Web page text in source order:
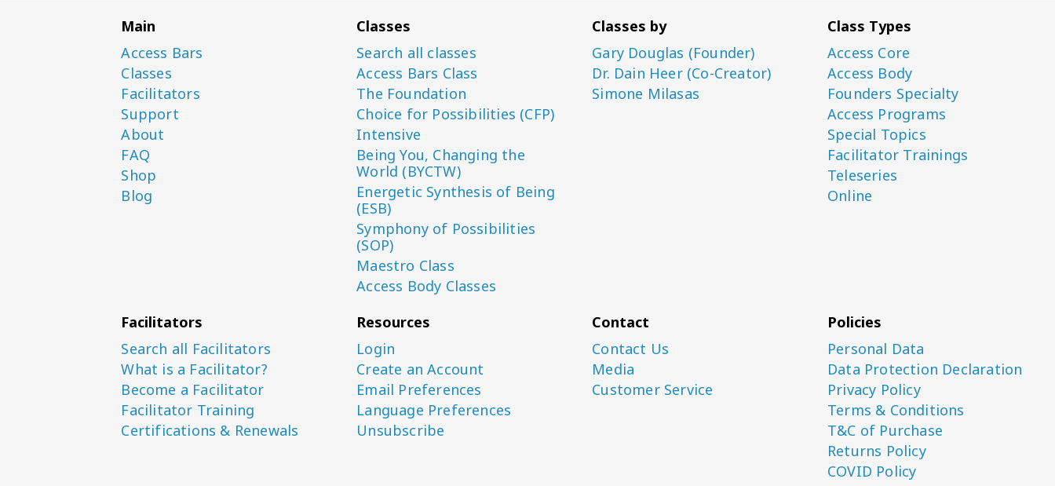
Main
Access Bars
Classes
Facilitators
Support
About
FAQ
Shop
Blog
Classes
Search all classes
Access Bars Class
The Foundation
Choice for Possibilities (CFP)
Intensive
Being You, Changing the
World (BYCTW)
Energetic Synthesis of Being
(ESB)
Symphony of Possibilities
(SOP)
Maestro Class
Access Body Classes
Classes by
Gary Douglas (Founder)
Dr. Dain Heer (Co-Creator)
Simone Milasas
Class Types
Access Core
Access Body
Founders Specialty
Access Programs
Special Topics
Facilitator Trainings
Teleseries
Online
Facilitators
Search all Facilitators
What is a Facilitator?
Become a Facilitator
Facilitator Training
Certifications & Renewals
Resources
Login
Create an Account
Email Preferences
Language Preferences
Unsubscribe
Contact
Contact Us
Media
Customer Service
Policies
Personal Data
Data Protection Declaration
Privacy Policy
Terms & Conditions
T&C of Purchase
Returns Policy
COVID Policy